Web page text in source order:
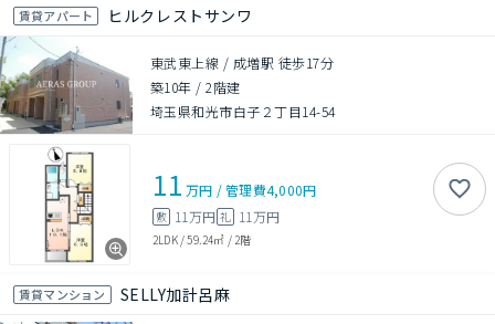
賃貸アパート ヒルクレストサンワ
東武東上線 / 成増駅 徒歩17分
築10年 /2階建
埼玉県和光市白子２丁目14-54
11 万円 /管理費4,000円
敷 11万円 礼 11万円
2LDK/59.24㎡ / 2階
賃貸マンション SELLY加計呂麻